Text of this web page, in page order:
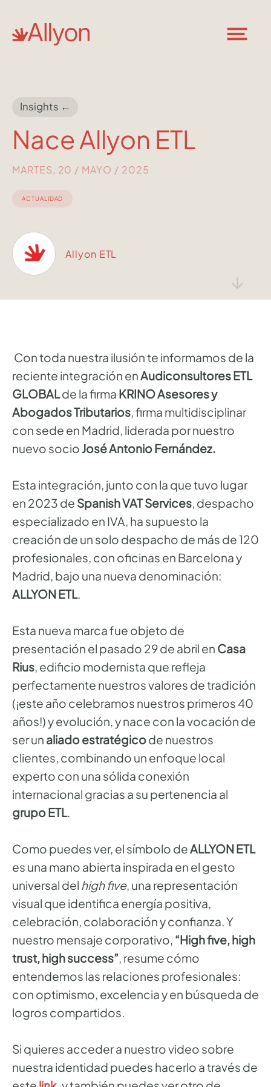
↓
Insights ←
Nace Allyon ETL
MARTES, 20 / MAYO / 2025
ACTUALIDAD
Allyon ETL
Con toda nuestra ilusión te informamos de la
reciente integración enAudiconsultores ETL
GLOBALde la firma KRINO Asesores y
Abogados Tributarios, firma multidisciplinar
con sede en Madrid, liderada por nuestro
nuevo socio José Antonio Fernández.
Esta integración, junto con la que tuvo lugar
en 2023 de Spanish VAT Services, despacho
especializado en IVA, ha supuesto la
creación de un solo despacho de más de 120
profesionales, con oficinas en Barcelona y
Madrid, bajo una nueva denominación:
ALLYON ETL.
Esta nueva marca fue objeto de
presentación el pasado 29 de abril en Casa
Rius, edificio modernista que refleja
perfectamente nuestros valores de tradición
(¡este año celebramos nuestros primeros 40
años!) y evolución, y nace con la vocación de
ser un aliado estratégicode nuestros
clientes, combinando un enfoque local
experto con una sólida conexión
internacional gracias a su pertenencia al
grupo ETL.
Como puedes ver, el símbolo deALLYON ETL
es una mano abierta inspirada en el gesto
universal del high five, una representación
visual que identifica energía positiva,
celebración, colaboración y confianza. Y
nuestro mensaje corporativo, “High five, high
trust, high success”, resume cómo
entendemos las relaciones profesionales:
con optimismo, excelencia y en búsqueda de
logros compartidos.
Si quieres acceder a nuestro video sobre
nuestra identidad puedes hacerlo a través de